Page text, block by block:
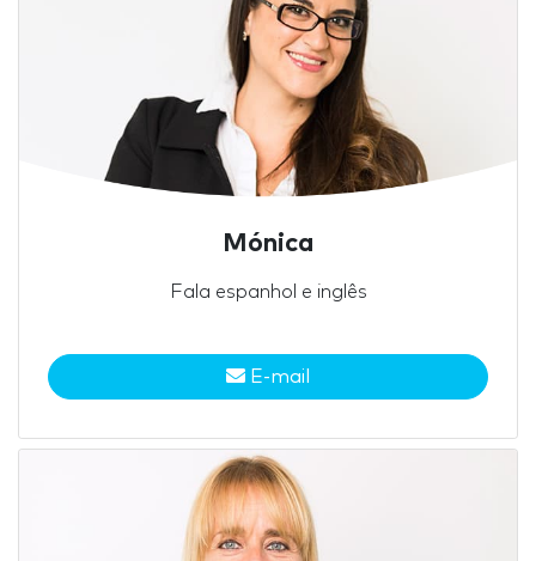
Mónica
Fala espanhol e inglês
E-mail